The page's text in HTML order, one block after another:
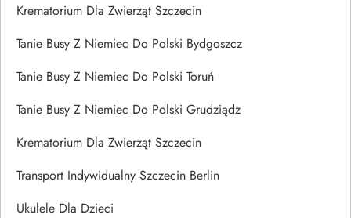
Krematorium Dla Zwierząt Szczecin
Tanie Busy Z Niemiec Do Polski Bydgoszcz
Tanie Busy Z Niemiec Do Polski Toruń
Tanie Busy Z Niemiec Do Polski Grudziądz
Krematorium Dla Zwierząt Szczecin
Transport Indywidualny Szczecin Berlin
Ukulele Dla Dzieci